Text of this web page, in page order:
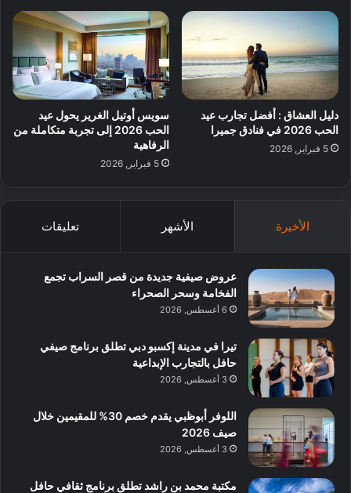
دليل العشاق : أفضل تجارب عيد
الحب 2026 في فنادق جميرا
5 فبراير, 2026
سويس أوتيل الغرير يحول عيد
الحب 2026 إلى تجربة متكاملة من
الرفاهية
5 فبراير, 2026
الأخيرة الأشهر تعليقات
عروض صيفية جديدة من قصر السراب تجمع
الفخامة وسحر الصحراء
6 أغسطس, 2026
تيرا في مدينة إكسبو دبي تطلق برنامج صيفي
حافل بالتجارب الإبداعية
3 أغسطس, 2026
اللوفر أبوظبي يقدم خصم 30% للمقيمين خلال
صيف 2026
3 أغسطس, 2026
مكتبة محمد بن راشد تطلق برنامج ثقافي حافل